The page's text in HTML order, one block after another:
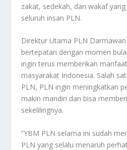
zakat, sedekah, dan wakaf
seluruh insan PLN.
Direktur Utama PLN
bertepatan dengan momen
ingin terus memberikan
masyarakat Indonesia. Salah
PLN, PLN ingin meningkatkan
makin mandiri dan bisa
sekelilingnya.
“YBM PLN selama ini sudah
PLN yang selalu menaruh